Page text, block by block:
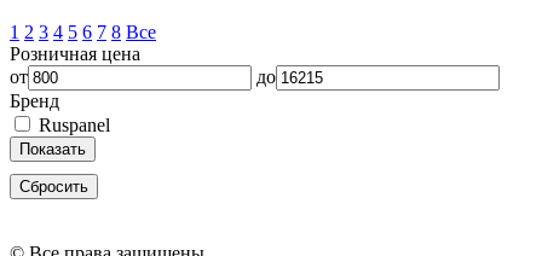
1 2 3 4 5 6 7 8 Все
Розничная цена
от
до
Бренд
Ruspanel
Показать
Сбросить